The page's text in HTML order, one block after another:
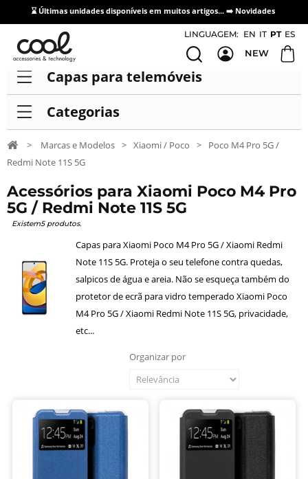
⌛ Últimas unidades disponíveis em muitos artigos... ➡️ Novidades
Acesso / Cadastro de Distribuidores
LINGUAGEM: EN IT PT ES
NEW
Capas para telemóveis
Categorias
> Marcas e Modelos > Xiaomi / Poco >
Poco M4 Pro 5G /
Redmi Note 11S 5G
Acessórios para Xiaomi Poco M4 Pro
5G / Redmi Note 11S 5G
Existem5 produtos.
Capas para Xiaomi Poco M4 Pro 5G / Xiaomi Redmi
Note 11S 5G. Proteja o seu telefone contra quedas,
salpicos de água e areia. Não se esqueça também do
protetor de ecrã para vidro temperado Xiaomi Poco
M4 Pro 5G / Xiaomi Redmi Note 11S 5G, privacidade,
etc...
Organizar por